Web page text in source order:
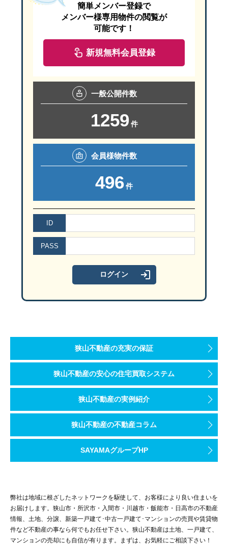
簡単メンバー登録で
メンバー様専用物件の閲覧が
可能です！
新規無料会員登録
一般公開件数
1259 件
会員様物件数
496件
ID
PASS
狭山不動産の充実の保証
狭山不動産の安心の住宅買取システム
狭山不動産の実例紹介
狭山不動産の不動産コラム
SAYAMAグループHP
弊社は地域に根ざしたネットワークを駆使して、お客様により良い住まいを
お届けします。狭山市・所沢市・入間市・川越市・飯能市・日高市の不動産
情報、土地、分譲、新築一戸建て･中古一戸建て･マンションの売買や賃貸物
件など不動産の事なら何でもお任せ下さい。狭山不動産は土地、一戸建て、
マンションの売却にも自信が有ります。まずは、お気軽にご相談下さい！